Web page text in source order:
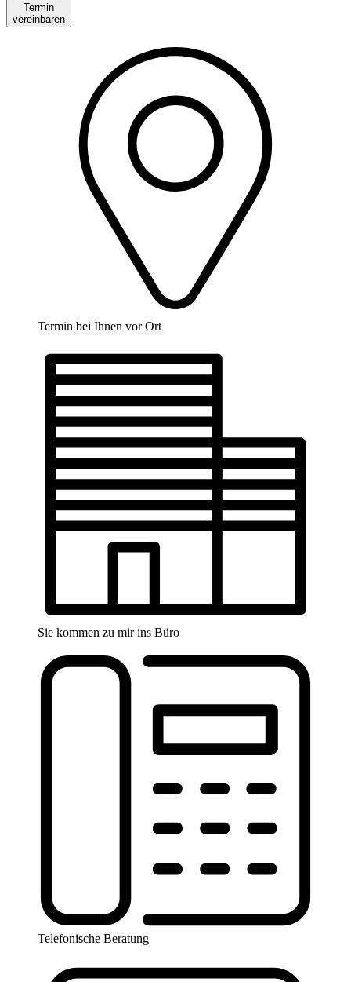
Termin
vereinbaren
Termin bei Ihnen vor Ort
Sie kommen zu mir ins Büro
Telefonische Beratung